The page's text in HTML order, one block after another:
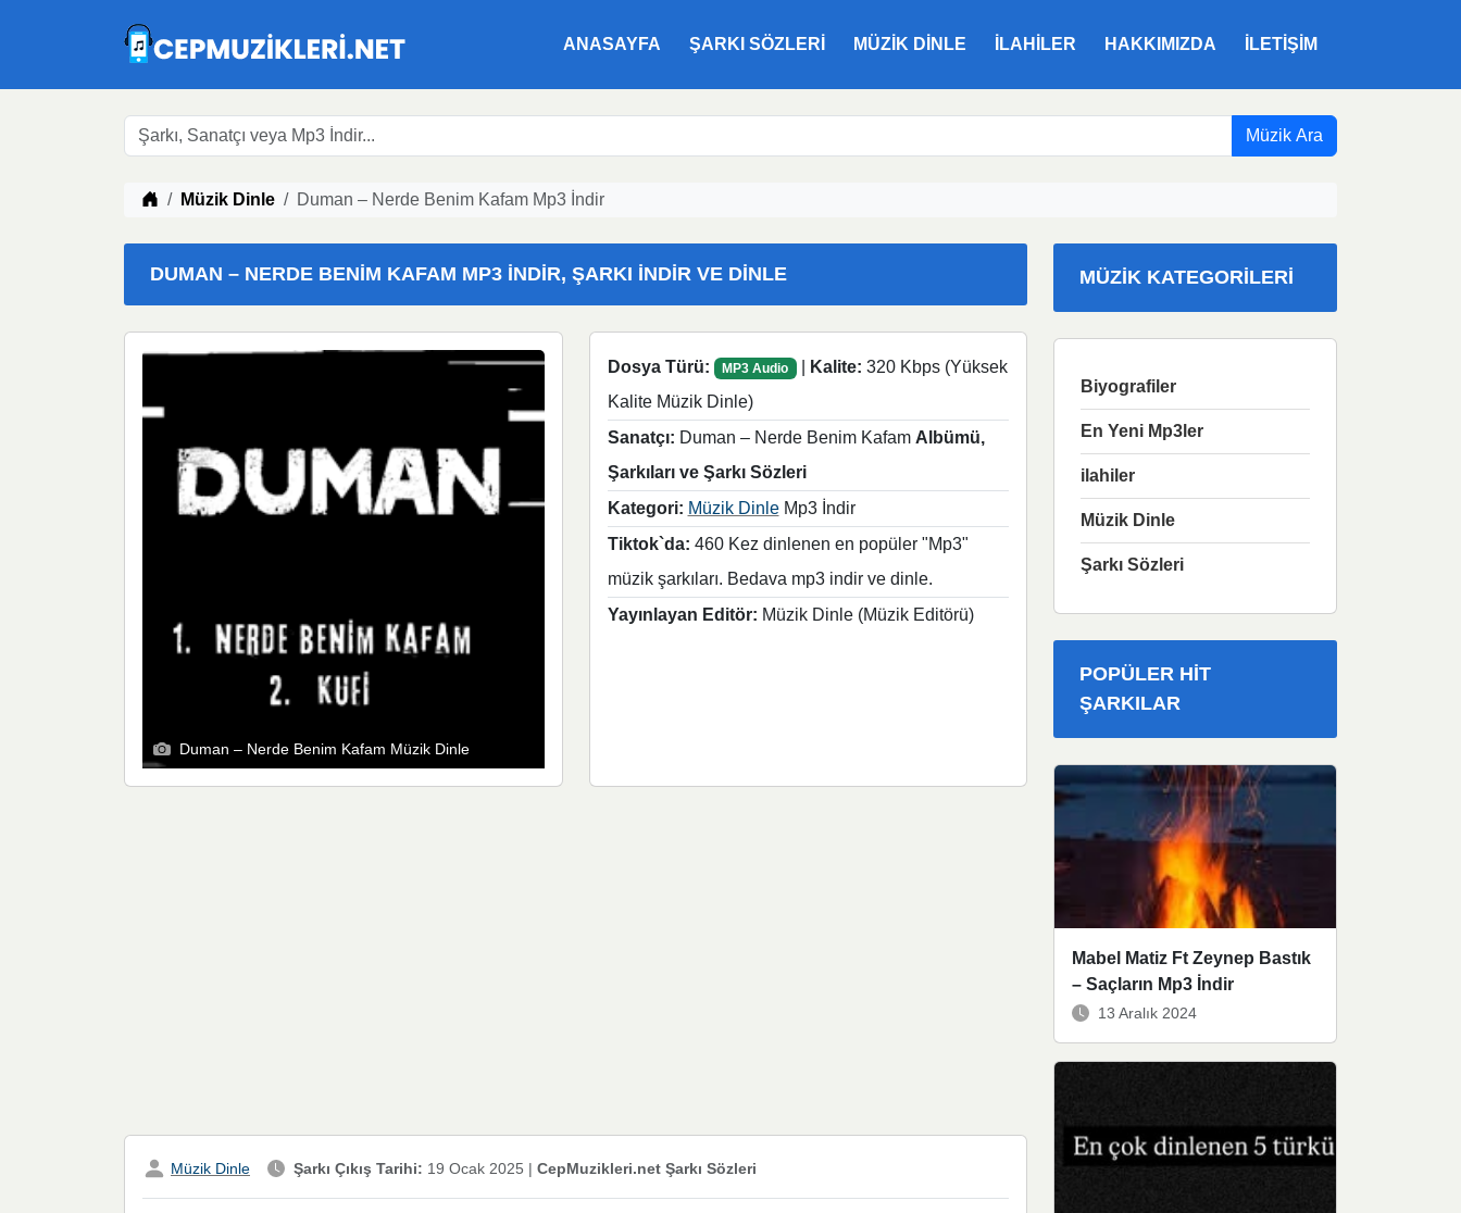
ANASAYFA ŞARKI SÖZLERI MÜZIK DINLE ILAHILER HAKKIMIZDA İLETIŞIM
Müzik Ara
Müzik indir
Müzik Dinle Duman – Nerde Benim Kafam Mp3 İndir
DUMAN – NERDE BENIM KAFAM MP3 İNDIR, ŞARKI İNDIR VE DINLE
Duman – Nerde Benim Kafam Müzik Dinle
Dosya Türü: MP3 Audio Kalite: 320 Kbps (Yüksek
Kalite Müzik Dinle)
Sanatçı: Duman – Nerde Benim Kafam Albümü,
Şarkıları ve Şarkı Sözleri
Kategori: Müzik DinleMp3 İndir
Tiktok`da: 460 Kez dinlenen en popüler "Mp3"
müzik şarkıları. Bedava mp3 indir ve dinle.
Yayınlayan Editör: Müzik Dinle (Müzik Editörü)
Müzik Dinle Şarkı Çıkış Tarihi: 19 Ocak 2025 | CepMuzikleri.net Şarkı Sözleri
MÜZIK KATEGORILERI
Biyografiler
En Yeni Mp3ler
ilahiler
Müzik Dinle
Şarkı Sözleri
POPÜLER HIT
ŞARKILAR
Mabel Matiz Ft Zeynep Bastık
– Saçların Mp3 İndir
13 Aralık 2024